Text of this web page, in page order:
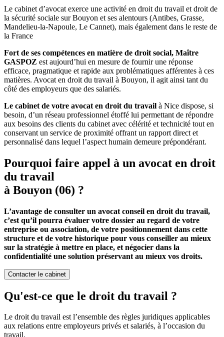
Le cabinet d’avocat exerce une activité en droit du travail et droit de
la sécurité sociale sur Bouyon et ses alentours (Antibes, Grasse,
Mandelieu-la-Napoule, Le Cannet), mais également dans le reste de
la France
Fort de ses compétences en matière de droit social, Maître
GASPOZ est aujourd’hui en mesure de fournir une réponse
efficace, pragmatique et rapide aux problématiques afférentes à ces
matières. Avocat en droit du travail à Bouyon, il agit ainsi tant du
côté des employeurs que des salariés.
Le cabinet de votre avocat en droit du travail à Nice dispose, si
besoin, d’un réseau professionnel étoffé lui permettant de répondre
aux besoins des clients du cabinet avec célérité et technicité tout en
conservant un service de proximité offrant un rapport direct et
personnalisé dans lequel l’aspect humain demeure prépondérant.
Pourquoi faire appel à un avocat en droit
du travail
à Bouyon (06) ?
L’avantage de consulter un avocat conseil en droit du travail,
c’est qu’il pourra évaluer votre dossier au regard de votre
entreprise ou association, de votre positionnement dans cette
structure et de votre historique pour vous conseiller au mieux
sur la stratégie à mettre en place, et négocier dans la
confidentialité une solution préservant au mieux vos droits.
Contacter le cabinet
Qu'est-ce que le droit du travail ?
Le droit du travail est l’ensemble des règles juridiques applicables
aux relations entre employeurs privés et salariés, à l’occasion du
travail.